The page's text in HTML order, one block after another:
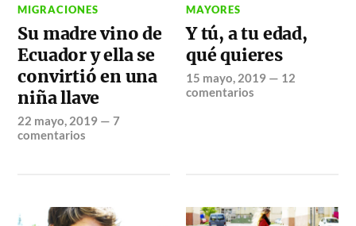
MIGRACIONES
Su madre vino de
Ecuador y ella se
convirtió en una
niña llave
22 mayo, 2019 —7
comentarios
MAYORES
Y tú, a tu edad,
qué quieres
15 mayo, 2019 — 12
comentarios